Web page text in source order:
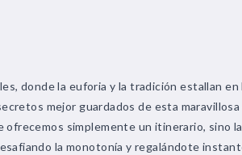
donde la euforia y la tradición estallan en
mejor guardados de esta maravillosa
ofrecemos simplemente un itinerario, sino
la monotonía y regalándote